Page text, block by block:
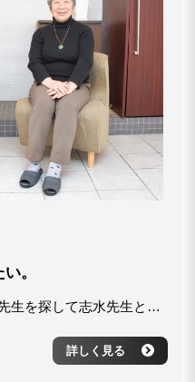
。
外反母趾を専門にやっている先生を探して志水先生と出会いました。 年を重ねることに、足の不調だけでなく、体のあちこちに不調が出てくるのですが そういったところも見逃さず、施術をしてくれることが好きです。
詳しく見る